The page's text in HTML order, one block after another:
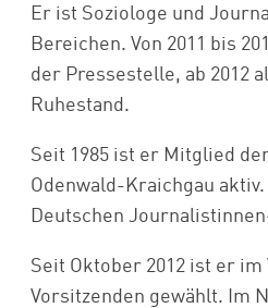
Er ist Soziologe und
Bereichen. Von 2011 bis
der Pressestelle, ab 2012
Ruhestand.
Seit 1985 ist er Mitglied
Odenwald-Kraichgau
Deutschen
Seit Oktober 2012 ist er
Vorsitzenden gewählt. Im